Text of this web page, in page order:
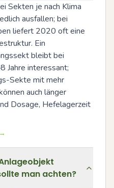
Sekten je nach Klima
ausfallen; bei
liefert 2020 oft eine
Ein
bleibt bei
Jahre interessant;
Sekte mit mehr
auch länger
Dosage, Hefelagerzeit
man achten?